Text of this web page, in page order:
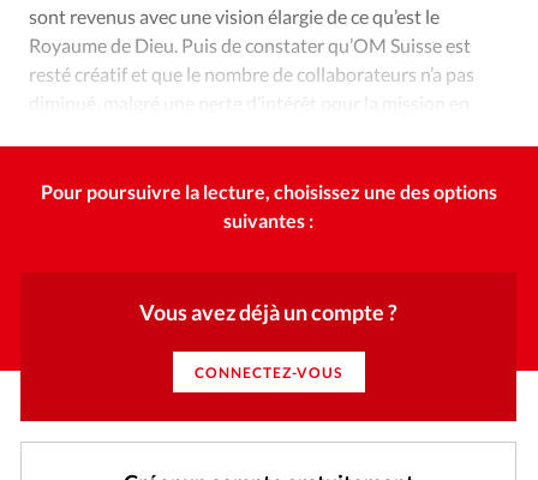
sont revenus avec une vision élargie de ce qu’est le
Royaume de Dieu. Puis de constater qu’OM Suisse est
resté créatif et que le nombre de collaborateurs n’a pas
diminué, malgré une perte d’intérêt pour la mission en
Pour poursuivre la lecture, choisissez une des options
suivantes :
Vous avez déjà un compte ?
CONNECTEZ-VOUS